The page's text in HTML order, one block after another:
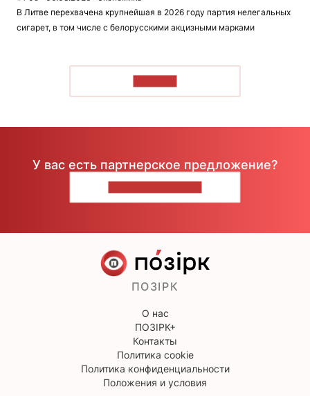
В Литве перехвачена крупнейшая в 2026 году партия нелегальных
сигарет, в том числе с белорусскими акцизными марками
У вас есть партнерское предложение?
ПОЗІРК
О нас
ПОЗІРК+
Контакты
Политика cookie
Политика конфиденциальности
Положения и условия